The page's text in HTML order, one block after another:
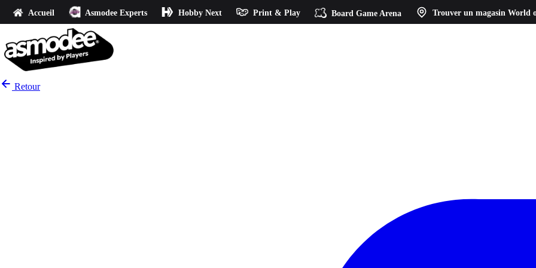
Accueil Asmodee Experts Hobby Next Print & Play Board Game Arena Trouver un magasin World
Retour